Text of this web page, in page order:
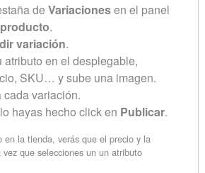
de Variacionesen el panel
.
variación.
atributo en el desplegable,
SKU… y sube una imagen.
variación.
hayas hecho click en Publicar.
en la tienda, verás que el precio y la
que selecciones un un atributo